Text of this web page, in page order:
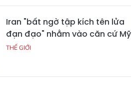
Iran "bất ngờ tập kích tên lửa
đạn đạo" nhằm vào căn cứ Mỹ
THẾ GIỚI